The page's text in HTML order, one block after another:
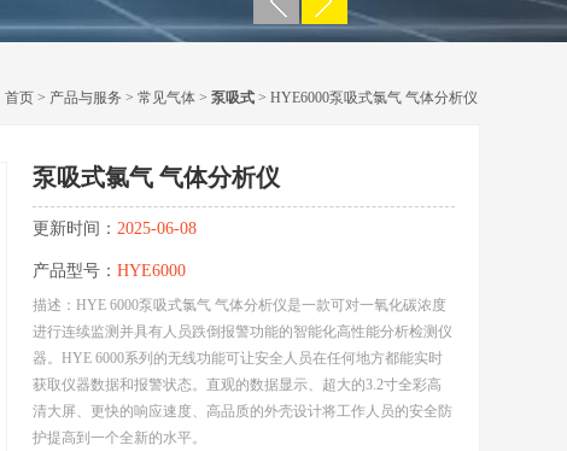
首页 > 产品与服务 > 常见气体 > 泵吸式 > HYE6000泵吸式氯气 气体分析仪
泵吸式氯气 气体分析仪
更新时间： 2025-06-08
产品型号： HYE6000
描述：HYE 6000泵吸式氯气 气体分析仪是一款可对一氧化碳浓度
进行连续监测并具有人员跌倒报警功能的智能化高性能分析检测仪
器。HYE 6000系列的无线功能可让安全人员在任何地方都能实时
获取仪器数据和报警状态。直观的数据显示、超大的3.2寸全彩高
清大屏、更快的响应速度、高品质的外壳设计将工作人员的安全防
护提高到一个全新的水平。